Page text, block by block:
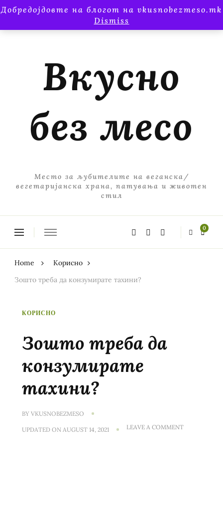
Добредојдовте на блогот на vkusnobezmeso.mk
Dismiss
Вкусно
без месо
Место за љубителите на веганска/
вегетаријанска храна, патувања и животен
стил
0
Home
Корисно
Зошто треба да конзумирате тахини?
КОРИСНО
Зошто треба да
конзумирате
тахини?
BY VKUSNOBEZMESO
UPDATED ON AUGUST 14, 2021 LEAVE A COMMENTON